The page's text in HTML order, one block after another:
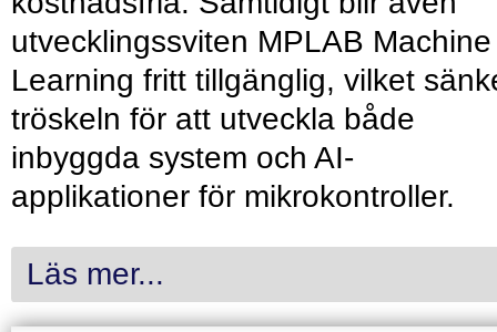
utvecklingssviten MPLAB Machine
Learning fritt tillgänglig, vilket
tröskeln för att utveckla både
inbyggda system och AI-
applikationer för mikrokontroller.
Läs mer...